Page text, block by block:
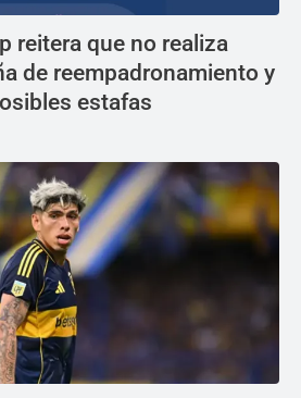
reitera que no realiza
de reempadronamiento y
estafas